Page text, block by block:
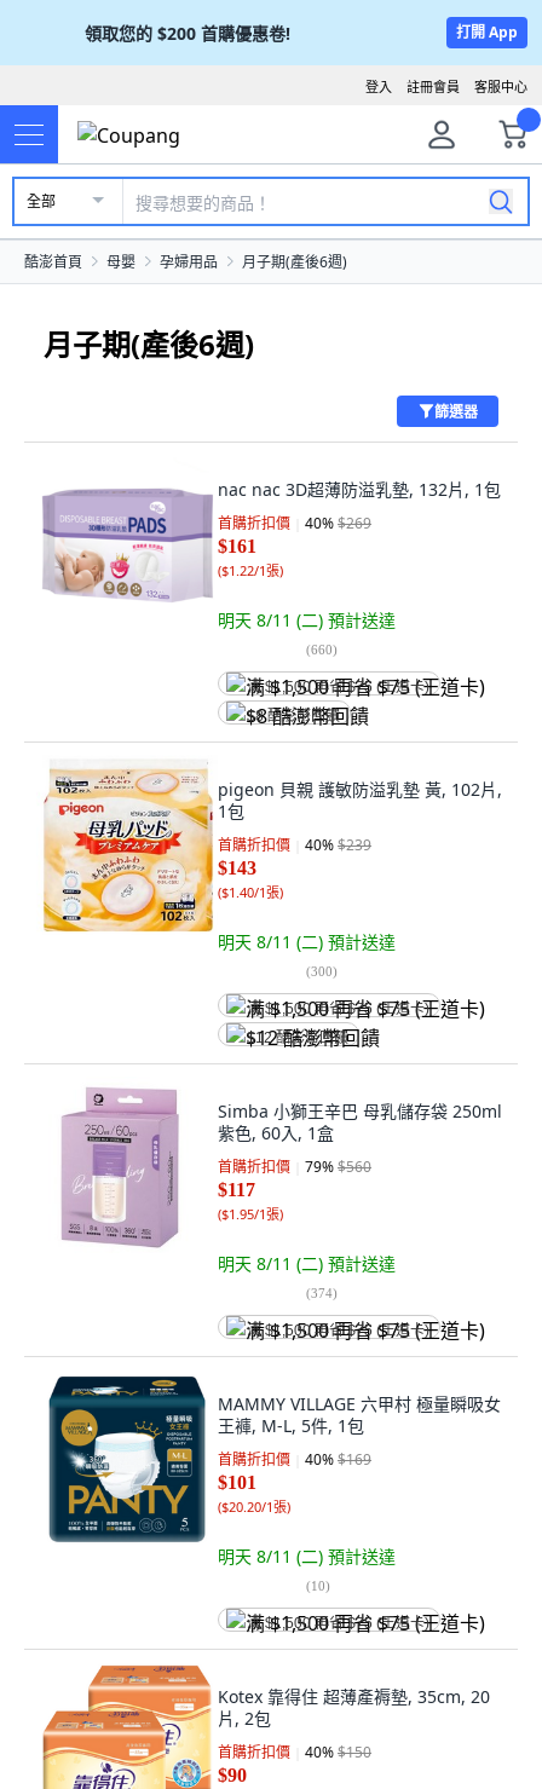
領取您的 $200 首購優惠卷! 打開 App
客服中心
註冊會員
登入
全部
酷澎首頁 母嬰 孕婦用品 月子期(產後6週)
月子期(產後6週)
篩選器
nac nac 3D超薄防溢乳墊, 132片, 1包
首購折扣價 40%$269
$161
($1.22/1張)
明天 8/11 (二) 預計送達
(660)
满 $1,500 再省 $75 (王道卡)
$8 酷澎幣回饋
pigeon 貝親 護敏防溢乳墊 黃, 102片,
1包
首購折扣價 40%$239
$143
($1.40/1張)
明天 8/11 (二) 預計送達
(300)
满 $1,500 再省 $75 (王道卡)
$12 酷澎幣回饋
Simba 小獅王辛巴 母乳儲存袋 250ml
紫色, 60入, 1盒
首購折扣價 79%$560
$117
($1.95/1張)
明天 8/11 (二) 預計送達
(374)
满 $1,500 再省 $75 (王道卡)
MAMMY VILLAGE 六甲村 極量瞬吸女
王褲, M-L, 5件, 1包
首購折扣價 40%$169
$101
($20.20/1張)
明天 8/11 (二) 預計送達
(10)
满 $1,500 再省 $75 (王道卡)
Kotex 靠得住 超薄產褥墊, 35cm, 20
片, 2包
首購折扣價 40%$150
$90